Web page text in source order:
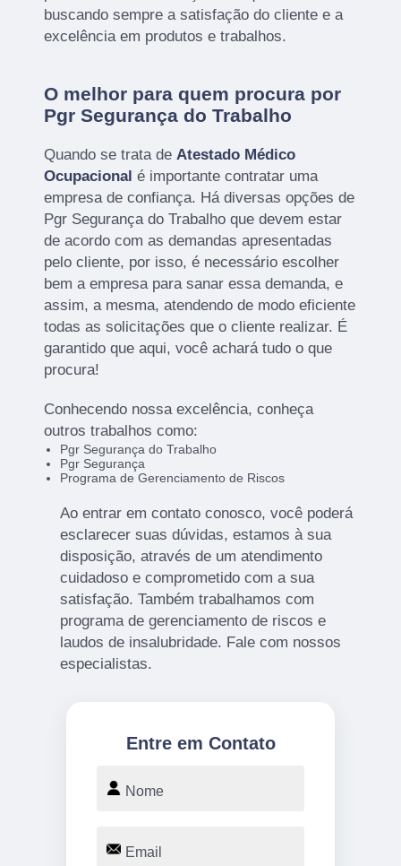
buscando sempre a satisfação do cliente e a
excelência em produtos e trabalhos.
O melhor para quem procura por
Pgr Segurança do Trabalho
Quando se trata deAtestado Médico
Ocupacional é importante contratar uma
empresa de confiança. Há diversas opções de
Pgr Segurança do Trabalho que devem estar
de acordo com as demandas apresentadas
pelo cliente, por isso, é necessário escolher
bem a empresa para sanar essa demanda, e
assim, a mesma, atendendo de modo eficiente
todas as solicitações que o cliente realizar. É
garantido que aqui, você achará tudo o que
procura!
Conhecendo nossa excelência, conheça
outros trabalhos como:
Pgr Segurança do Trabalho
Pgr Segurança
Programa de Gerenciamento de Riscos
Ao entrar em contato conosco, você poderá
esclarecer suas dúvidas, estamos à sua
disposição, através de um atendimento
cuidadoso e comprometido com a sua
satisfação. Também trabalhamos com
programa de gerenciamento de riscos e
laudos de insalubridade. Fale com nossos
especialistas.
Entre em Contato